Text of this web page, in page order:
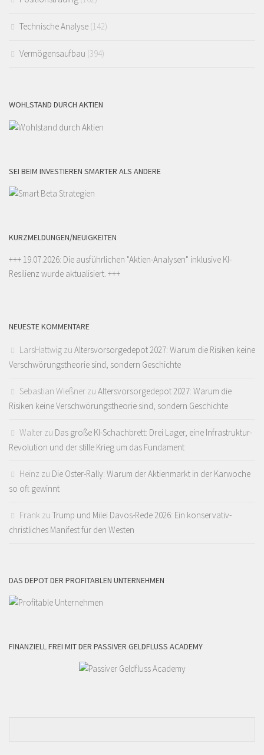
Technische Analyse (142)
Vermögensaufbau (394)
WOHLSTAND DURCH AKTIEN
SEI BEIM INVESTIEREN SMARTER ALS ANDERE
KURZMELDUNGEN/NEUIGKEITEN
+++ 19.07.2026: Die ausführlichen "Aktien-Analysen" inklusive KI-
Resilienz wurde aktualisiert. +++
NEUESTE KOMMENTARE
LarsHattwig zu Altersvorsorgedepot 2027: Warum die Risiken keine
Verschwörungstheorie sind, sondern Geschichte
Sebastian Wießner zu Altersvorsorgedepot 2027: Warum die
Risiken keine Verschwörungstheorie sind, sondern Geschichte
Walter zu Das große KI-Schachbrett: Drei Lager, eine Infrastruktur-
Revolution und der stille Krieg um das Fundament
Heinz zu Die Oster-Rally: Warum der Aktienmarkt in der Karwoche
so oft gewinnt
Frank zu Trump und Milei Davos-Rede 2026: Ein konservativ-
christliches Manifest für den Westen
DAS DEPOT DER PROFITABLEN UNTERNEHMEN
FINANZIELL FREI MIT DER PASSIVER GELDFLUSS ACADEMY